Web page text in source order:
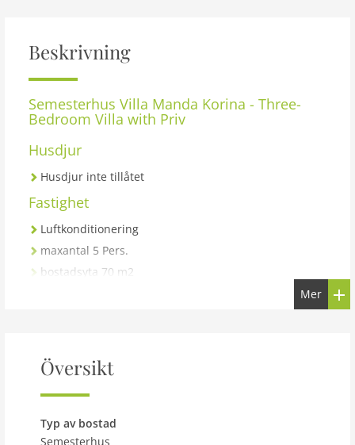
Beskrivning
Semesterhus Villa Manda Korina - Three-
Bedroom Villa with Priv
Husdjur
Husdjur inte tillåtet
Fastighet
Luftkonditionering
maxantal 5 Pers.
bostadsyta 70 m2
Badrum 2
dining room
Mer
Översikt
Typ av bostad
Semesterhus